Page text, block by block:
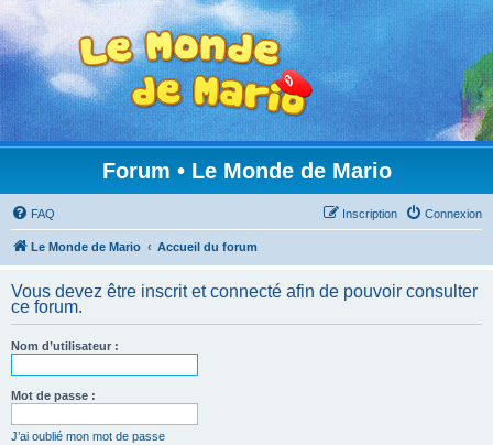
Forum • Le Monde de Mario
FAQ Connexion
Inscription
Le Monde de Mario Accueil du forum
Vous devez être inscrit et connecté afin de pouvoir consulter
ce forum.
Nom d’utilisateur :
Mot de passe :
J’ai oublié mon mot de passe